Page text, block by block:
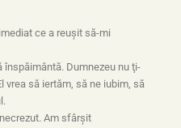
ce a reuşit să-mi
Dumnezeu nu ţi-
vrea să iertăm, să ne iubim, să
Am sfârşit